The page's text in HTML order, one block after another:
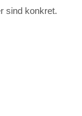
sind konkret.